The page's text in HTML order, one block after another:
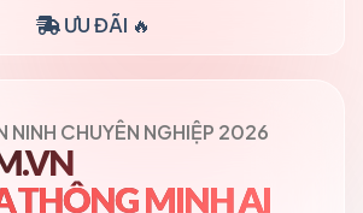
ƯU ĐÃI 🔥
NINH CHUYÊN NGHIỆP 2026
THÔNG MINH AI